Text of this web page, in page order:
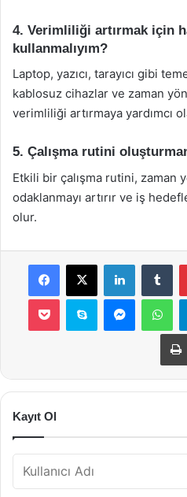
4. Verimliliği artırmak için
kullanmalıyım?
Laptop, yazıcı, tarayıcı gibi
kablosuz cihazlar ve zaman
verimliliği artırmaya yardımcı
5. Çalışma rutini
Etkili bir çalışma rutini, zaman
odaklanmayı artırır ve iş
olur.
Facebook
X LinkedIn
Pocket Skype
Kayıt Ol